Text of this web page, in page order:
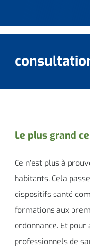
Vie municipale
Social & solidarité
Contacter le maire
Le plus grand
Ce n’est plus à
habitants. Cela
dispositifs santé
formations aux
ordonnance. Et
professionnels de